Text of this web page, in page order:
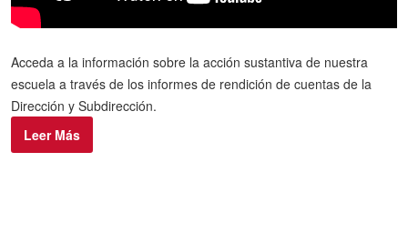
Acceda a la información sobre la acción sustantiva de nuestra
escuela a través de los informes de rendición de cuentas de la
Dirección y Subdirección.
Leer Más